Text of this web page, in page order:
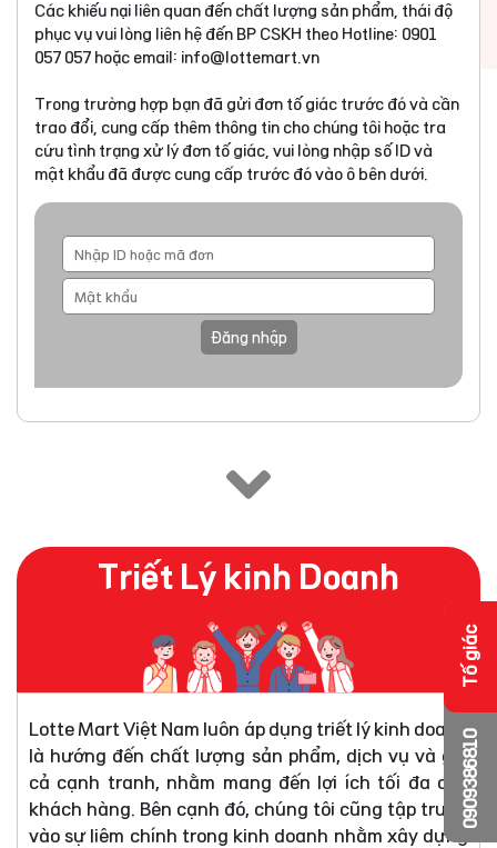
Các khiếu nại liên quan đến chất lượng sản phẩm, thái độ
phục vụ vui lòng liên hệ đến BP CSKH theo Hotline: 0901
057 057 hoặc email: info@lottemart.vn
Trong trường hợp bạn đã gửi đơn tố giác trước đó và cần
trao đổi, cung cấp thêm thông tin cho chúng tôi hoặc tra
cứu tình trạng xử lý đơn tố giác, vui lòng nhập số ID và
mật khẩu đã được cung cấp trước đó vào ô bên dưới.
Đăng nhập
Triết Lý kinh Doanh
Lotte Mart Việt Nam luôn áp dụng triết lý kinh doanh
là hướng đến chất lượng sản phẩm, dịch vụ và giá
cả cạnh tranh, nhằm mang đến lợi ích tối đa cho
khách hàng. Bên cạnh đó, chúng tôi cũng tập trung
vào sự liêm chính trong kinh doanh nhằm xây dựng
0909386810
Tố giác